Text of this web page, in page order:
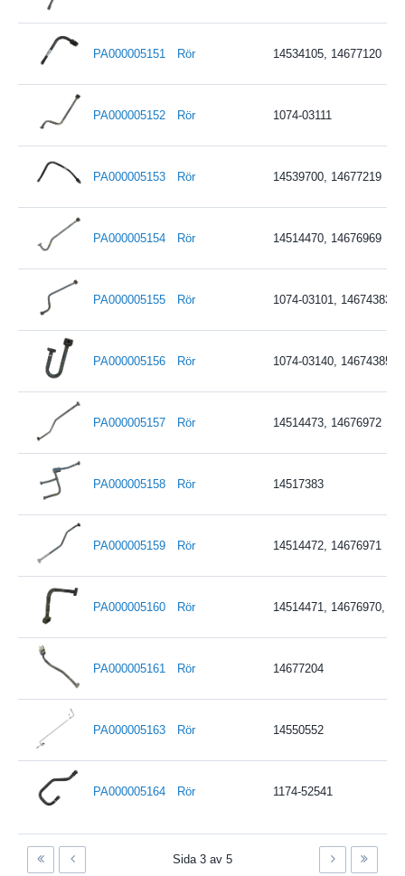
PA000005151 Rör 14534105, 14677120
PA000005152 Rör 1074-03111
PA000005153 Rör 14539700, 14677219
PA000005154 Rör 14514470, 14676969
PA000005155 Rör 1074-03101, 14674383
PA000005156 Rör 1074-03140, 14674385,
PA000005157 Rör 14514473, 14676972
PA000005158 Rör 14517383
PA000005159 Rör 14514472, 14676971
PA000005160 Rör 14514471, 14676970,
PA000005161 Rör 14677204
PA000005163 Rör 14550552
PA000005164 Rör 1174-52541
Sida 3 av 5